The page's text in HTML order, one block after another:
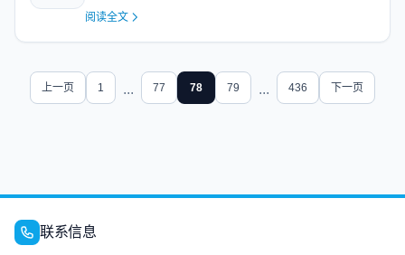
阅读全文
上一页 1 ... 77 78 79 ... 436 下一页
联系信息